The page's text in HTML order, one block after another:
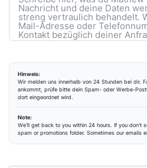
Hinweis:
Wir melden uns innerhalb von 24 Stunden bei dir.
ankommt, prüfe bitte dein Spam- oder Werbe-
dort eingeordnet wird.
Note:
We’ll get back to you within 24 hours. If you don’t
spam or promotions folder. Sometimes our emails